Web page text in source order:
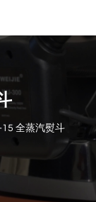
15 全蒸汽熨斗